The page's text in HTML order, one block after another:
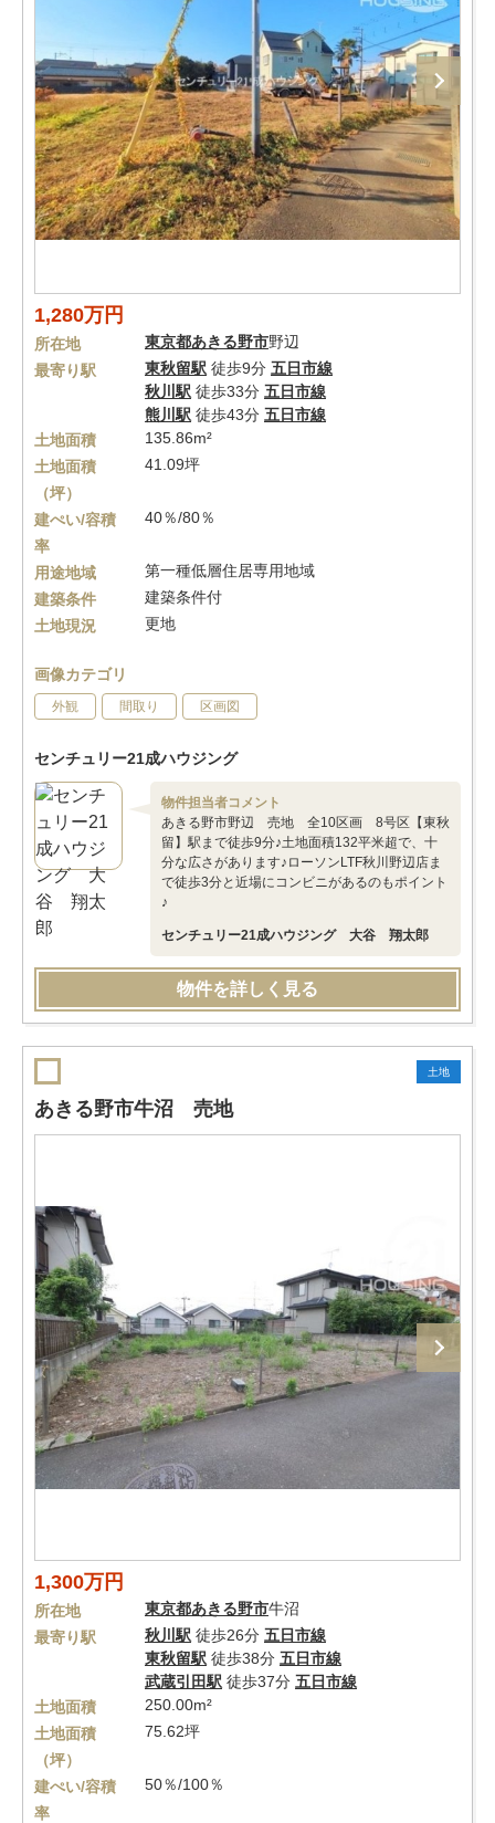
1,280万円
所在地 東京都あきる野市野辺
最寄り駅
東秋留駅 徒歩9分 五日市線
秋川駅 徒歩33分 五日市線
熊川駅 徒歩43分 五日市線
土地面積
135.86m²
土地面積
（坪）
41.09坪
建ぺい/容積
率
40％/80％
用途地域
第一種低層住居専用地域
建築条件
建築条件付
土地現況
更地
画像カテゴリ
外観 間取り 区画図
センチュリー21成ハウジング
物件担当者コメント
あきる野市野辺 売地 全10区画 8号区【東秋
留】駅まで徒歩9分♪土地面積132平米超で、十
分な広さがあります♪ローソンLTF秋川野辺店ま
で徒歩3分と近場にコンビニがあるのもポイント
♪
センチュリー21成ハウジング 大谷 翔太郎
物件を詳しく見る
土地
あきる野市牛沼 売地
1,300万円
所在地 東京都あきる野市牛沼
最寄り駅
秋川駅 徒歩26分 五日市線
東秋留駅 徒歩38分 五日市線
武蔵引田駅 徒歩37分 五日市線
土地面積
250.00m²
土地面積
（坪）
75.62坪
建ぺい/容積
率
50％/100％